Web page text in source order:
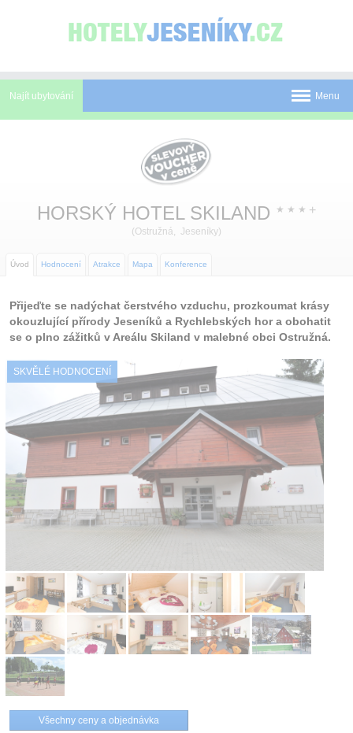
Najít ubytování
O Jeseníkách
Menu
HORSKÝ HOTEL SKILAND ★ ★ ★ +
(Ostružná, Jeseníky)
Úvod Hodnocení Atrakce Mapa Konference
Přijeďte se nadýchat čerstvého vzduchu, prozkoumat krásy
okouzlující přírody Jeseníků a Rychlebských hor a obohatit
se o plno zážitků v Areálu Skiland v malebné obci Ostružná.
SKVĚLÉ HODNOCENÍ
Všechny ceny a objednávka